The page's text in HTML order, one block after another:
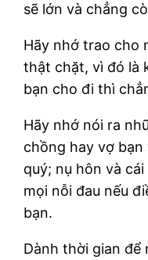
sẽ lớn và chẳng
Hãy nhớ trao cho
thật chặt, vì đó là
bạn cho đi thì
Hãy nhớ nói ra
chồng hay vợ
quý; nụ hôn và
mọi nỗi đau nếu
bạn.
Dành thời gian để